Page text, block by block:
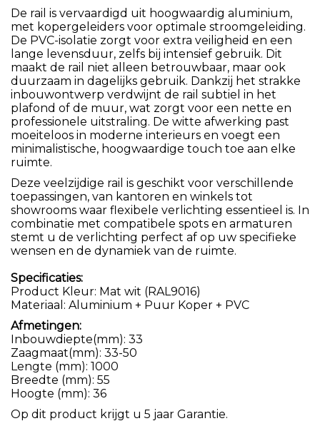
De rail is vervaardigd uit hoogwaardig aluminium,
met kopergeleiders voor optimale stroomgeleiding.
De PVC-isolatie zorgt voor extra veiligheid en een
lange levensduur, zelfs bij intensief gebruik. Dit
maakt de rail niet alleen betrouwbaar, maar ook
duurzaam in dagelijks gebruik. Dankzij het strakke
inbouwontwerp verdwijnt de rail subtiel in het
plafond of de muur, wat zorgt voor een nette en
professionele uitstraling. De witte afwerking past
moeiteloos in moderne interieurs en voegt een
minimalistische, hoogwaardige touch toe aan elke
ruimte.
Deze veelzijdige rail is geschikt voor verschillende
toepassingen, van kantoren en winkels tot
showrooms waar flexibele verlichting essentieel is. In
combinatie met compatibele spots en armaturen
stemt u de verlichting perfect af op uw specifieke
wensen en de dynamiek van de ruimte.
Specificaties:
Product Kleur: Mat wit (RAL9016)
Materiaal: Aluminium + Puur Koper + PVC
Afmetingen:
Inbouwdiepte(mm): 33
Zaagmaat(mm): 33-50
Lengte (mm): 1000
Breedte (mm): 55
Hoogte (mm): 36
Op dit product krijgt u 5 jaar Garantie.